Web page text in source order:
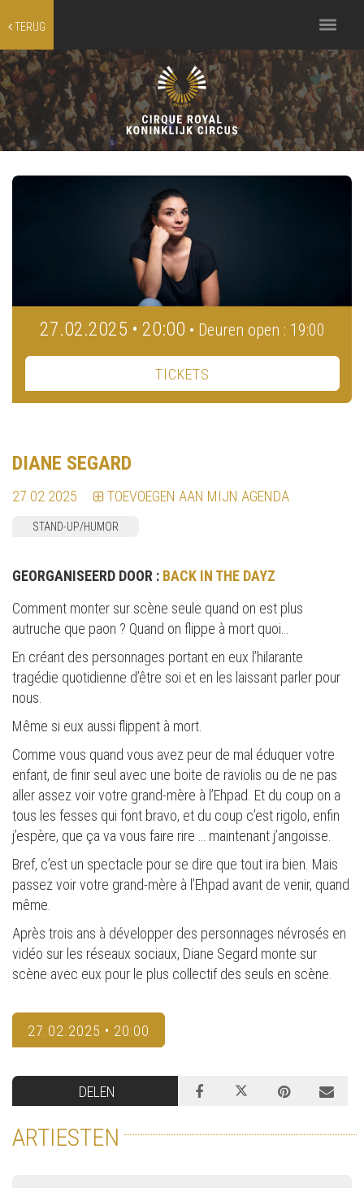
TERUG
Toggle
navigation
27.02.2025 • 20:00 • Deuren open : 19:00
TICKETS
DIANE SEGARD
27.02.2025 TOEVOEGEN AAN MIJN AGENDA
STAND-UP/HUMOR
GEORGANISEERD DOOR : BACK IN THE DAYZ
Comment monter sur scène seule quand on est plus
autruche que paon ? Quand on flippe à mort quoi…
En créant des personnages portant en eux l’hilarante
tragédie quotidienne d’être soi et en les laissant parler pour
nous.
Même si eux aussi flippent à mort.
Comme vous quand vous avez peur de mal éduquer votre
enfant, de finir seul avec une boite de raviolis ou de ne pas
aller assez voir votre grand-mère à l’Ehpad. Et du coup on a
tous les fesses qui font bravo, et du coup c’est rigolo, enfin
j’espère, que ça va vous faire rire … maintenant j’angoisse.
Bref, c’est un spectacle pour se dire que tout ira bien. Mais
passez voir votre grand-mère à l’Ehpad avant de venir, quand
même.
Après trois ans à développer des personnages névrosés en
vidéo sur les réseaux sociaux, Diane Segard monte sur
scène avec eux pour le plus collectif des seuls en scène.
27.02.2025 • 20:00
DELEN
ARTIESTEN